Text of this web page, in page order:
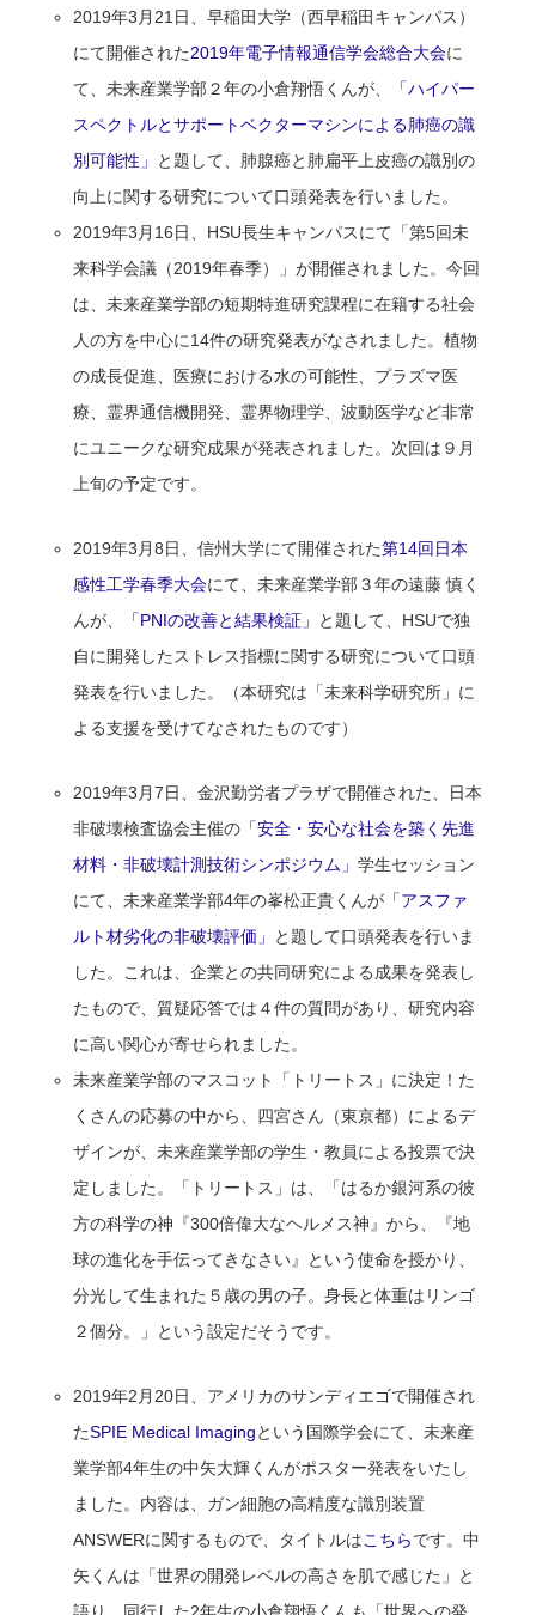
2019年3月21日、早稲田大学（西早稲田キャンパス）
にて開催された2019年電子情報通信学会総合大会に
て、未来産業学部２年の小倉翔悟くんが、
「ハイパー
スペクトルとサポートベクターマシンによる肺癌の識
別可能性」
と題して、肺腺癌と肺扁平上皮癌の識別の
向上に関する研究について口頭発表を行いました。
2019年3月16日、HSU長生キャンパスにて「第5回未
来科学会議（2019年春季）」が開催されました。今回
は、未来産業学部の短期特進研究課程に在籍する社会
人の方を中心に14件の研究発表がなされました。植物
の成長促進、医療における水の可能性、プラズマ医
療、霊界通信機開発、霊界物理学、波動医学など非常
にユニークな研究成果が発表されました。次回は９月
上旬の予定です。
2019年3月8日、信州大学にて開催された第14回日本
感性工学春季大会にて、未来産業学部３年の遠藤 慎く
んが、
「PNIの改善と結果検証」
と題して、HSUで独
自に開発したストレス指標に関する研究について口頭
発表を行いました。（本研究は「未来科学研究所」に
よる支援を受けてなされたものです）
2019年3月7日、金沢勤労者プラザで開催された、日本
非破壊検査協会主催の 「安全・安心な社会を築く先進
材料・非破壊計測技術シンポジウム」学生セッション
にて、未来産業学部4年の峯松正貴くんが 「アスファ
ルト材劣化の非破壊評価」
と題して口頭発表を行いま
した。これは、企業との共同研究による成果を発表し
たもので、質疑応答では４件の質問があり、研究内容
に高い関心が寄せられました。
未来産業学部のマスコット「トリートス」に決定！た
くさんの応募の中から、四宮さん（東京都）によるデ
ザインが、未来産業学部の学生・教員による投票で決
定しました。「トリートス」は、「はるか銀河系の彼
方の科学の神『300倍偉大なヘルメス神』から、『地
球の進化を手伝ってきなさい』という使命を授かり、
分光して生まれた５歳の男の子。身長と体重はリンゴ
２個分。」という設定だそうです。
2019年2月20日、アメリカのサンディエゴで開催され
たSPIE Medical Imagingという国際学会にて、未来産
業学部4年生の中矢大輝くんがポスター発表をいたし
ました。内容は、ガン細胞の高精度な識別装置
ANSWERに関するもので、タイトルはこちらです。中
矢くんは「世界の開発レベルの高さを肌で感じた」と
語り、同行した2年生の小倉翔悟くんも「世界への発